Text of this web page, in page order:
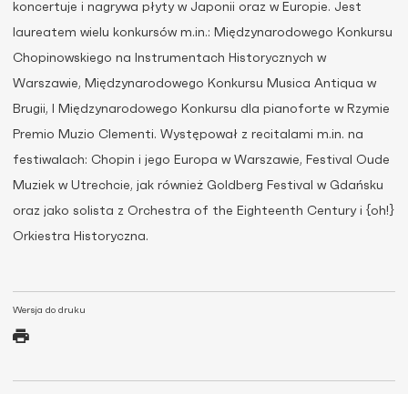
Wersja do druku
koncertuje i nagrywa płyty w Japonii oraz w Europie. Jest
laureatem wielu konkursów m.in.: Międzynarodowego Konkursu
Chopinowskiego na Instrumentach Historycznych w
Warszawie, Międzynarodowego Konkursu Musica Antiqua w
Brugii, I Międzynarodowego Konkursu dla pianoforte w Rzymie
Premio Muzio Clementi. Występował z recitalami m.in. na
festiwalach: Chopin i jego Europa w Warszawie, Festival Oude
Muziek w Utrechcie, jak również Goldberg Festival w Gdańsku
oraz jako solista z Orchestra of the Eighteenth Century i {oh!}
Orkiestra Historyczna.